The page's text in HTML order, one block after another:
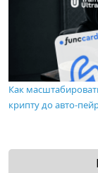
Как
крипту до авто-